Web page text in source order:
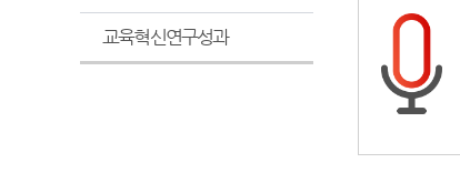
교육혁신연구성과